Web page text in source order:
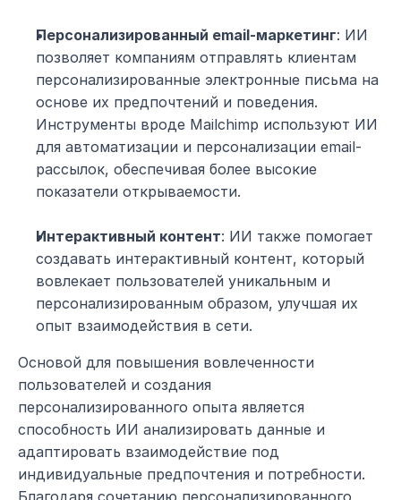
Персонализированный email-маркетинг: ИИ
позволяет компаниям отправлять клиентам
персонализированные электронные письма на
основе их предпочтений и поведения.
Инструменты вроде Mailchimp используют ИИ
для автоматизации и персонализации email-
рассылок, обеспечивая более высокие
показатели открываемости.
Интерактивный контент: ИИ также помогает
создавать интерактивный контент, который
вовлекает пользователей уникальным и
персонализированным образом, улучшая их
опыт взаимодействия в сети.
Основой для повышения вовлеченности
пользователей и создания
персонализированного опыта является
способность ИИ анализировать данные и
адаптировать взаимодействие под
индивидуальные предпочтения и потребности.
Благодаря сочетанию персонализированного